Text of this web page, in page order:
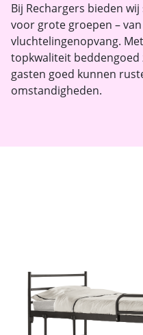
Bij Rechargers bieden
voor grote groepen –
vluchtelingenopvang.
topkwaliteit
gasten goed kunnen
omstandigheden.